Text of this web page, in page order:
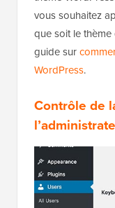
vous souhaitez
que soit le
guide sur
WordPress.
Contrôle de